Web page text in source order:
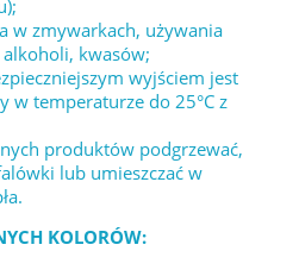
w zmywarkach, używania
kwasów;
wyjściem jest
w temperaturze do 25°C z
produktów podgrzewać,
lub umieszczać w
KOLORÓW: